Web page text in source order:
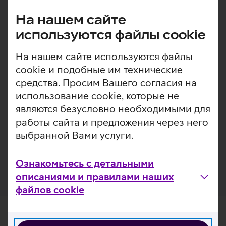
На нашем сайте
используются файлы cookie
На нашем сайте используются файлы
cookie и подобные им технические
средства. Просим Вашего согласия на
использование cookie, которые не
являются безусловно необходимыми для
работы сайта и предложения через него
выбранной Вами услуги.
Ознакомьтесь с детальными
описаниями и правилами наших
файлов cookie
praktiline seljakott, mis sobib hästi nii tööle kui
igapäevaseks kasutamiseks. Avar põhisahtel mahutab kuni
16‑tollise sülearvuti ning veekindel välispind koos ülarulli
konstruktsiooniga aitab kaitsta sinu seadmeid ja tarvikuid
ka vihmase ilmaga. Mugavust lisavad ventileeritud
seljapaneel ja pehmed õlarihmad, mis muudavad koti
kandmise meeldivaks ka pikematel päevadel. Külgedel
olevad Lycra küljetaskud ning pagasirihm teevad koti
kasutamise mugavaks nii linnas liikudes kui ka reisides.
Valmistatud taaskasutatud materjalidest.
Kaks küljetaskut, kus saab hoida veepudelit või muud